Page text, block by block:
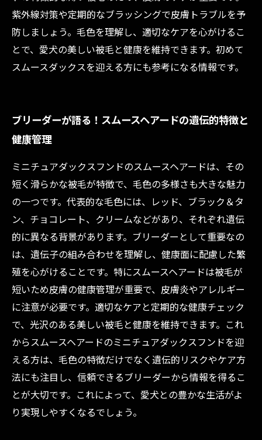
紫外線対策や定期的なブラッシングで皮膚トラブルを予
防しましょう。毛色を理解し、適切なケアを心がけるこ
とで、愛犬の美しい被毛と健康を維持できます。初めて
スムースダックスを迎える方にも参考になる情報です。
ブリーダーが語る！スムースヘアードの遺伝的特徴と
健康管理
ミニチュアダックスフンドのスムースヘアードは、その
短く滑らかな被毛が特徴で、毛色の多様さも大きな魅力
の一つです。代表的な毛色には、レッド、ブラック＆タ
ン、チョコレート、クリームなどがあり、それぞれ遺伝
的に異なる背景があります。ブリーダーとして重要なの
は、遺伝子の組み合わせを理解し、健康面に配慮した繁
殖を心がけることです。特にスムースヘアードは被毛が
短いため皮膚の健康管理が重要で、皮膚炎やアレルギー
に注意が必要です。適切なケアと定期的な健康チェック
で、光沢のある美しい被毛と健康を維持できます。これ
からスムースヘアードのミニチュアダックスフンドを迎
える方は、毛色の特徴だけでなく遺伝的リスクやケア方
法にも注目し、信頼できるブリーダーから情報を得るこ
とが大切です。これによって、愛犬との豊かな生活がよ
り実現しやすくなるでしょう。